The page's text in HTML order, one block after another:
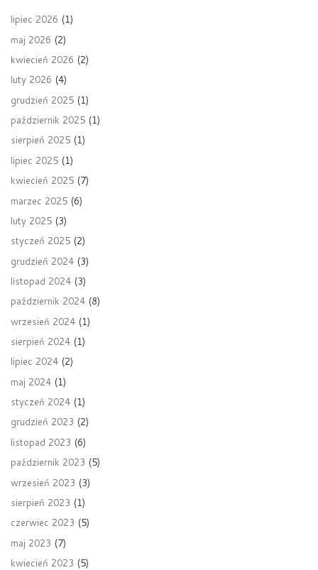
lipiec 2026 (1)
maj 2026 (2)
kwiecień 2026 (2)
luty 2026 (4)
grudzień 2025 (1)
październik 2025 (1)
sierpień 2025 (1)
lipiec 2025 (1)
kwiecień 2025 (7)
marzec 2025 (6)
luty 2025 (3)
styczeń 2025 (2)
grudzień 2024 (3)
listopad 2024 (3)
październik 2024 (8)
wrzesień 2024 (1)
sierpień 2024 (1)
lipiec 2024 (2)
maj 2024 (1)
styczeń 2024 (1)
grudzień 2023 (2)
listopad 2023 (6)
październik 2023 (5)
wrzesień 2023 (3)
sierpień 2023 (1)
czerwiec 2023 (5)
maj 2023 (7)
kwiecień 2023 (5)